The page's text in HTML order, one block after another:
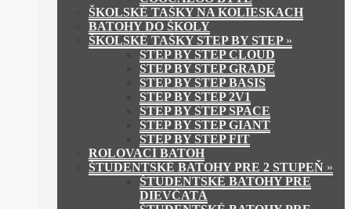
ŠKOLSKÉ TAŠKY NA KOLIESKACH
BATOHY DO ŠKOLY
ŠKOLSKÉ TAŠKY STEP BY STEP »
STEP BY STEP CLOUD
STEP BY STEP GRADE
STEP BY STEP BASIS
STEP BY STEP 2V1
STEP BY STEP SPACE
STEP BY STEP GIANT
STEP BY STEP FIT
ROLOVACÍ BATOH
ŠTUDENTSKÉ BATOHY PRE 2 STUPEŇ »
ŠTUDENTSKÉ BATOHY PRE
DIEVČATÁ